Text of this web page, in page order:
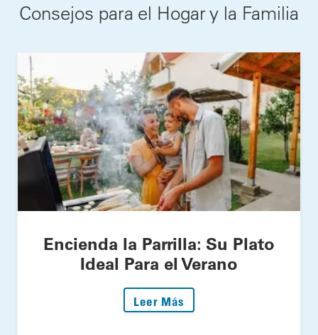
Consejos para el Hogar y la Familia
Encienda la Parrilla: Su Plato
Ideal Para el Verano
Leer Más